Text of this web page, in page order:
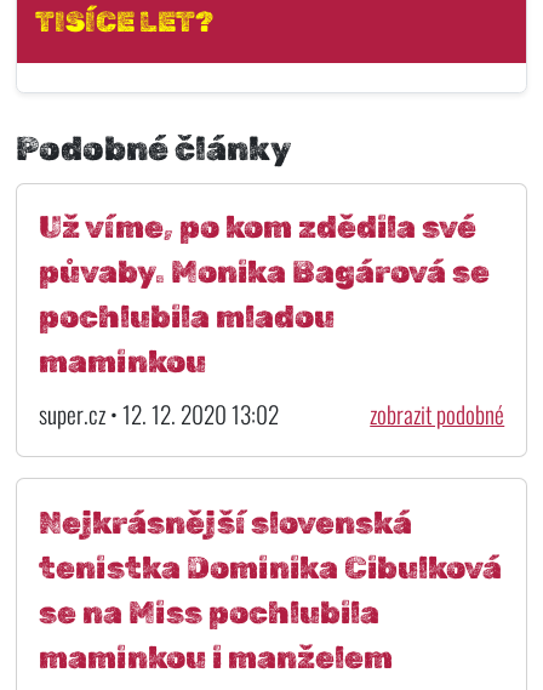
TISÍCE LET?
Podobné články
Už víme, po kom zdědila své
půvaby. Monika Bagárová se
pochlubila mladou
maminkou
super.cz • 12. 12. 2020 13:02 zobrazit podobné
Nejkrásnější slovenská
tenistka Dominika Cibulková
se na Miss pochlubila
maminkou i manželem